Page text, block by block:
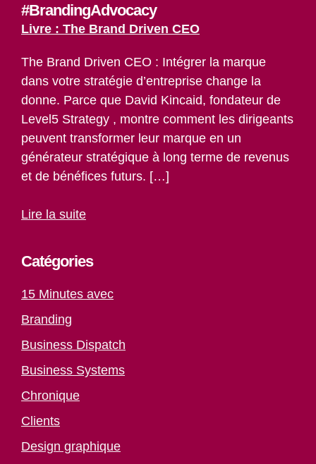
#BrandingAdvocacy
Livre : The Brand Driven CEO
The Brand Driven CEO : Intégrer la marque
dans votre stratégie d’entreprise change la
donne. Parce que David Kincaid, fondateur de
Level5 Strategy , montre comment les dirigeants
peuvent transformer leur marque en un
générateur stratégique à long terme de revenus
et de bénéfices futurs. […]
Lire la suite
Catégories
15 Minutes avec
Branding
Business Dispatch
Business Systems
Chronique
Clients
Design graphique